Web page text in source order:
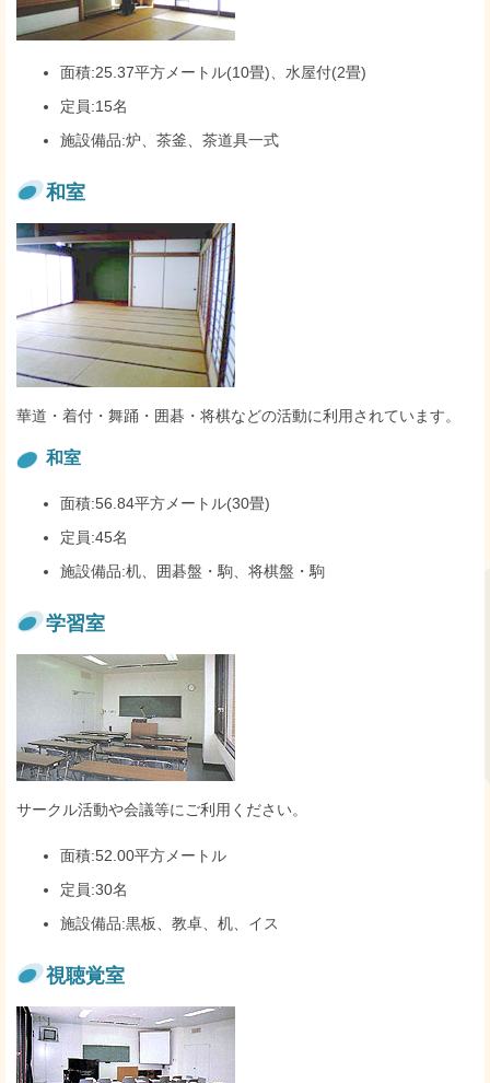
面積:25.37平方メートル(10畳)、水屋付(2畳)
定員:15名
施設備品:炉、茶釜、茶道具一式
和室
華道・着付・舞踊・囲碁・将棋などの活動に利用されています。
和室
面積:56.84平方メートル(30畳)
定員:45名
施設備品:机、囲碁盤・駒、将棋盤・駒
学習室
サークル活動や会議等にご利用ください。
面積:52.00平方メートル
定員:30名
施設備品:黒板、教卓、机、イス
視聴覚室